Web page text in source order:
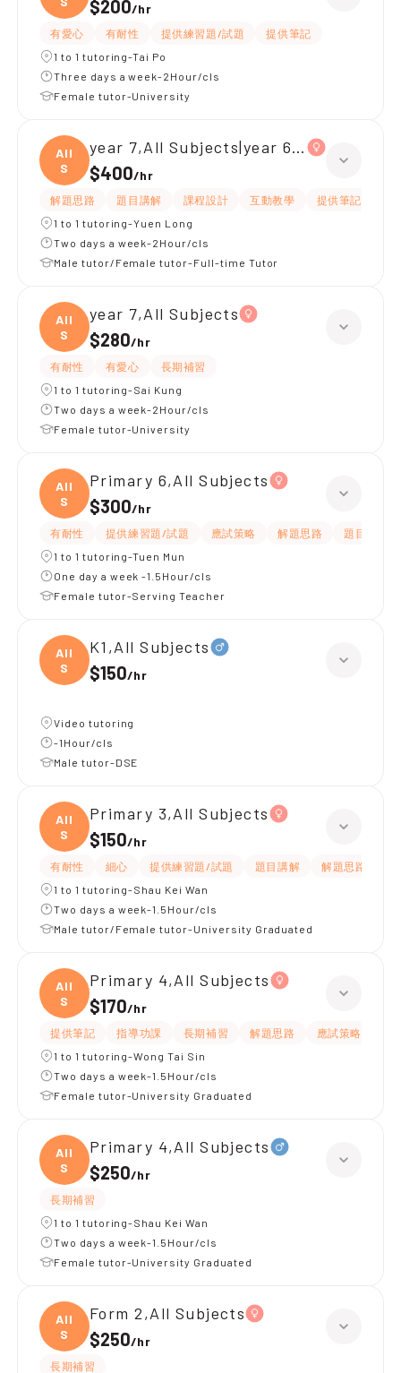
$200/hr
有愛心 有耐性 提供練習題/試題
提供筆記
1 to 1 tutoring-Tai Po
Three days a week-2Hour/cls
Female tutor-University
All
S
year 7,All Subjects|year 6,All Subjects
$400/hr
解題思路 題目講解 課程設計 互動教學 提供筆記
1 to 1 tutoring-Yuen Long
Two days a week-2Hour/cls
Male tutor/Female tutor-Full-time Tutor
All
S
year 7,All Subjects
$280/hr
有耐性 有愛心
長期補習
1 to 1 tutoring-Sai Kung
Two days a week-2Hour/cls
Female tutor-University
All
S
Primary 6,All Subjects
$300/hr
有耐性 提供練習題/試題 應試策略 解題思路
題目講解
1 to 1 tutoring-Tuen Mun
One day a week -1.5Hour/cls
Female tutor-Serving Teacher
All
S
K1,All Subjects
$150/hr
Video tutoring
-1Hour/cls
Male tutor-DSE
All
S
Primary 3,All Subjects
$150/hr
有耐性 細心 提供練習題/試題 題目講解
解題思路
1 to 1 tutoring-Shau Kei Wan
Two days a week-1.5Hour/cls
Male tutor/Female tutor-University Graduated
All
S
Primary 4,All Subjects
$170/hr
提供筆記 指導功課 長期補習 解題思路 應試策略
1 to 1 tutoring-Wong Tai Sin
Two days a week-1.5Hour/cls
Female tutor-University Graduated
All
S
Primary 4,All Subjects
$250/hr
長期補習
1 to 1 tutoring-Shau Kei Wan
Two days a week-1.5Hour/cls
Female tutor-University Graduated
All
S
Form 2,All Subjects
$250/hr
長期補習